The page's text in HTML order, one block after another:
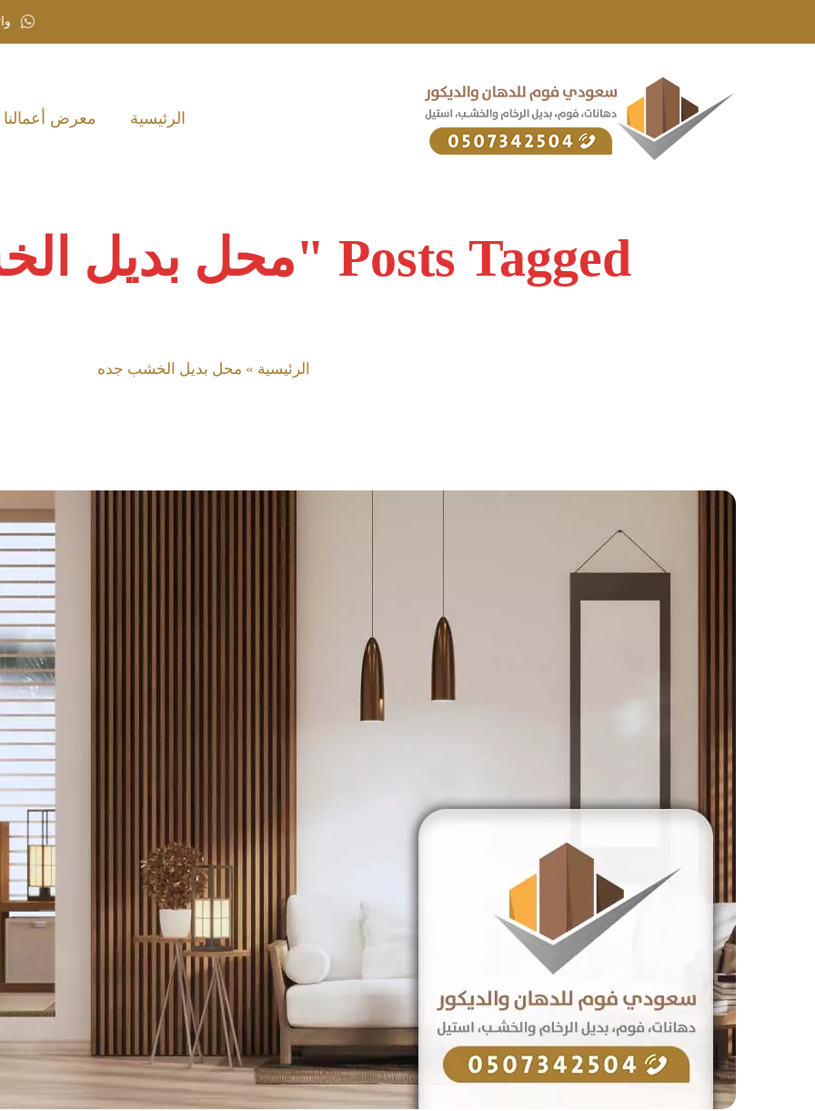
الرئيسية‎ معرض أعمالنا‎
Posts Tagged "محل بديل الخشب جده"
الرئيسية » محل بديل الخشب جده